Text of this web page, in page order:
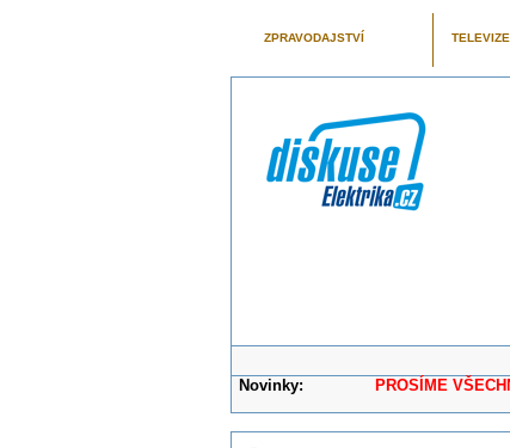
ZPRAVODAJSTVÍ TELEVIZE
Novinky: PROSÍME VŠECHNY